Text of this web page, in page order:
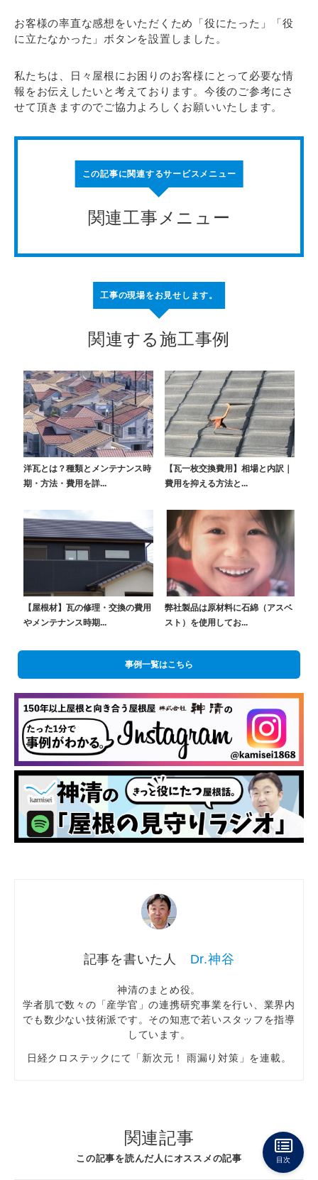
お客様の率直な感想をいただくため「役にたった」「役
に立たなかった」ボタンを設置しました。
私たちは、日々屋根にお困りのお客様にとって必要な情
報をお伝えしたいと考えております。今後のご参考にさ
せて頂きますのでご協力よろしくお願いいたします。
この記事に関連するサービスメニュー
関連工事メニュー
工事の現場をお見せします。
関連する施工事例
洋瓦とは？種類とメンテナンス時
期・方法・費用を詳...
【瓦一枚交換費用】相場と内訳｜
費用を抑える方法と...
【屋根材】瓦の修理・交換の費用
やメンテナンス時期...
弊社製品は原材料に石綿（アスベ
スト）を使用してお...
事例一覧はこちら
Dr.神谷
神清のまとめ役。
学者肌で数々の「産学官」の連携研究事業を行い、業界内
でも数少ない技術派です。その知恵で若いスタッフを指導
しています。
日経クロステックにて「新次元！ 雨漏り対策」を連載。
関連記事
この記事を読んだ人にオススメの記事 目次